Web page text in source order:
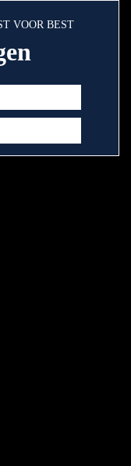
VOOR BEST